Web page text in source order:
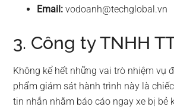
Email:vodoanh@techglobal.vn
3. Công ty TNHH
Không kể hết những vai trò nhiệm vụ
phẩm giám sát hành trình này là
tin nhắn nhằm báo cáo ngay xe bị bẻ